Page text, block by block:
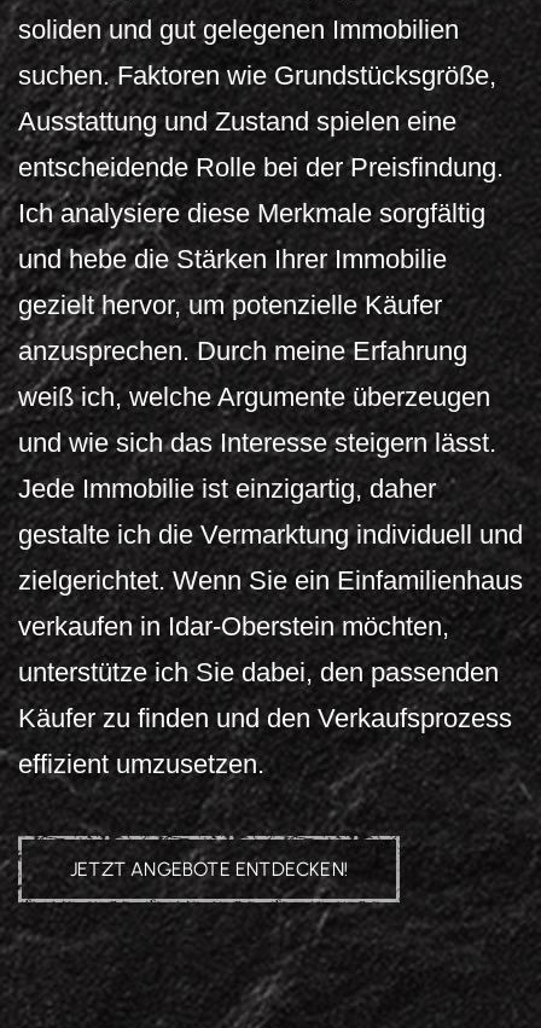
soliden und gut gelegenen Immobilien
suchen. Faktoren wie Grundstücksgröße,
Ausstattung und Zustand spielen eine
entscheidende Rolle bei der Preisfindung.
Ich analysiere diese Merkmale sorgfältig
und hebe die Stärken Ihrer Immobilie
gezielt hervor, um potenzielle Käufer
anzusprechen. Durch meine Erfahrung
weiß ich, welche Argumente überzeugen
und wie sich das Interesse steigern lässt.
Jede Immobilie ist einzigartig, daher
gestalte ich die Vermarktung individuell und
zielgerichtet. Wenn Sie ein Einfamilienhaus
verkaufen in Idar-Oberstein möchten,
unterstütze ich Sie dabei, den passenden
Käufer zu finden und den Verkaufsprozess
effizient umzusetzen.
JETZT ANGEBOTE ENTDECKEN!